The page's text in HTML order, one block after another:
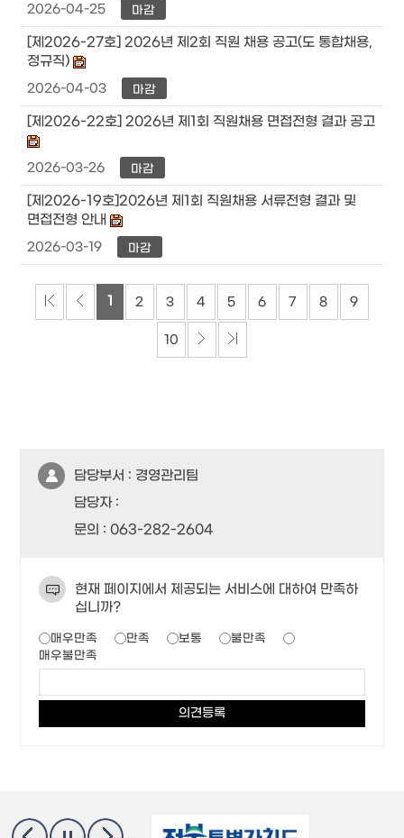
2026-04-25 마감
[제2026-27호] 2026년 제2회 직원 채용 공고(도 통합채용,
정규직)
2026-04-03 마감
[제2026-22호] 2026년 제1회 직원채용 면접전형 결과 공고
2026-03-26 마감
[제2026-19호]2026년 제1회 직원채용 서류전형 결과 및
면접전형 안내
2026-03-19 마감
1 2 3 4 5 6 7 8 9
10
담당부서 : 경영관리팀
담당자 :
문의 :063-282-2604
현재 페이지에서 제공되는 서비스에 대하여 만족하
십니까?
매우만족 만족 보통
불만족
매우불만족